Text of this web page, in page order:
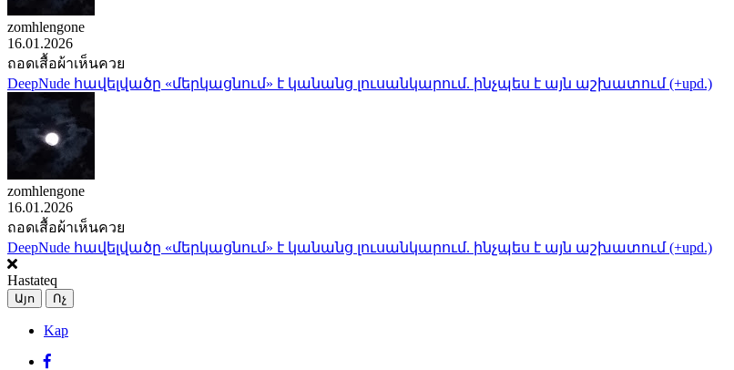
zomhlengone
16.01.2026
ถอดเสื้อผ้าเห็นควย
DeepNude հավելվածը «մերկացնում» է կանանց լուսանկարում. ինչպես է այն աշխատում (+upd.)
zomhlengone
16.01.2026
ถอดเสื้อผ้าเห็นควย
DeepNude հավելվածը «մերկացնում» է կանանց լուսանկարում. ինչպես է այն աշխատում (+upd.)
Hastateq
Այո Ոչ
Kap